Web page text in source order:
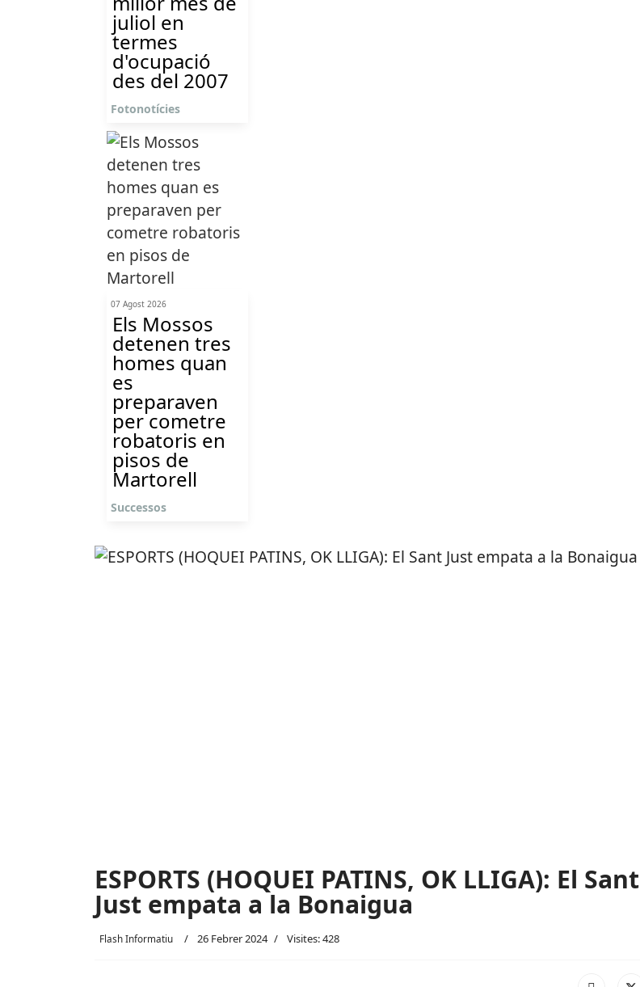
juliol en
termes
d'ocupació
des del 2007
Fotonotícies
07 Agost 2026
Els Mossos
detenen tres
homes quan
es
preparaven
per cometre
robatoris en
pisos de
Martorell
Successos
ESPORTS (HOQUEI PATINS, OK LLIGA): El Sant
Just empata a la Bonaigua
Flash Informatiu 26 Febrer 2024 Visites: 428